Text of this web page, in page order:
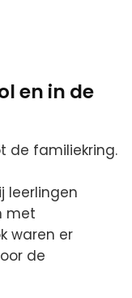
en in de
de familiekring.
leerlingen
met
waren er
de